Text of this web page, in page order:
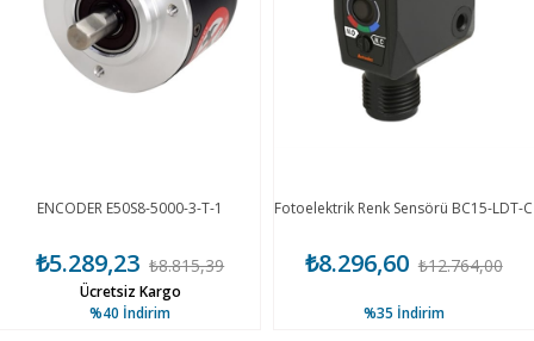
ENCODER E50S8-5000-3-T-1
₺5.289,23 ₺8.815,39
%40 İndirim
Ücretsiz Kargo
Fotoelektrik Renk Sensörü BC15-LDT-C
₺8.296,60 ₺12.764,00
%35 İndirim